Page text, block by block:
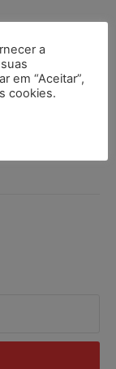
empregado que
trabalho
na
a
em “Aceitar”,
cookies.